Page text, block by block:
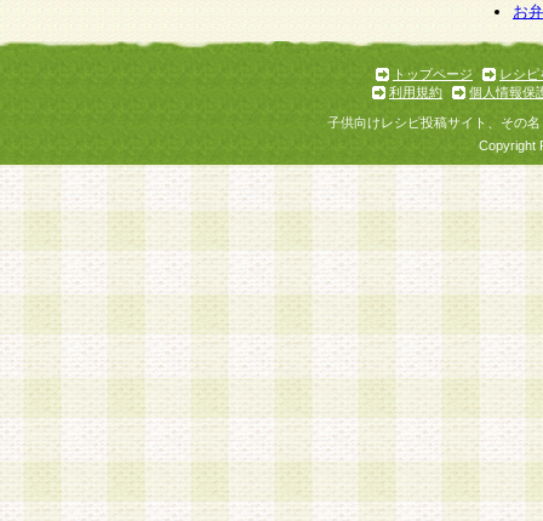
お
トップページ
レシピ
利用規約
個人情報保
子供向けレシピ投稿サイト、その
Copyright